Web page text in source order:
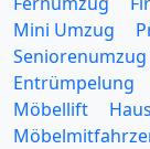
Mini Umzug
Seniorenumzug
Entrümpelung
Möbellift